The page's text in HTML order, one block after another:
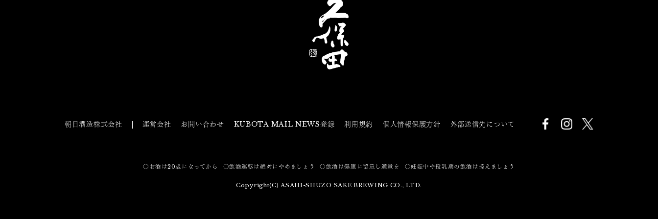
朝日酒造株式会社 運営会社 お問い合わせ KUBOTA MAIL NEWS登録 利用規約 個人情報保護方針 外部送信先について
〇お酒は20歳になってから 〇飲酒運転は絶対にやめましょう 〇飲酒は健康に留意し適量を 〇妊娠中や授乳期の飲酒は控えましょう
Copyright(C) ASAHI-SHUZO SAKE BREWING CO., LTD.